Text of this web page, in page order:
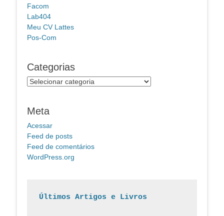
Facom
Lab404
Meu CV Lattes
Pos-Com
Categorias
Categorias
Meta
Acessar
Feed de posts
Feed de comentários
WordPress.org
Últimos Artigos e Livros